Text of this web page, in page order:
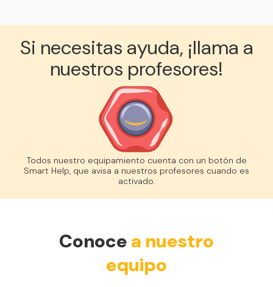
Si necesitas ayuda, ¡llama a
nuestros profesores!
Todos nuestro equipamiento cuenta con un botón de
Smart Help, que avisa a nuestros profesores cuando es
activado.
Conoce a nuestro
equipo